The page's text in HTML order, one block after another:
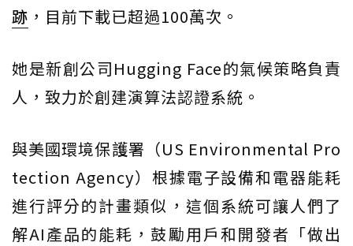
跡 ，目前下載已超過100萬次。
她是新創公司Hugging Face的氣候策略負責
人，致力於創建演算法認證系統。
與美國環境保護署（US Environmental Pro
tection Agency）根據電子設備和電器能耗
進行評分的計畫類似，這個系統可讓人們了
解AI產品的能耗，鼓勵用戶和開發者「做出